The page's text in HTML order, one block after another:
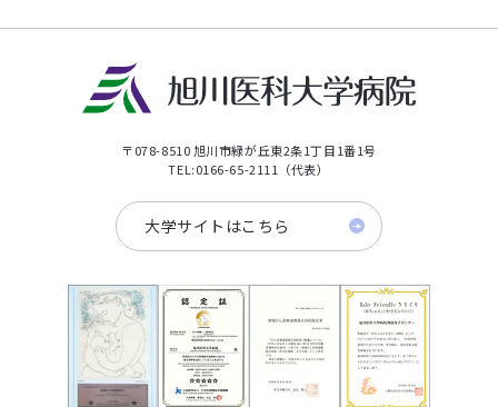
〒078-8510 旭川市緑が丘東2条1丁目1番1号
TEL:0166-65-2111（代表）
大学サイトはこちら